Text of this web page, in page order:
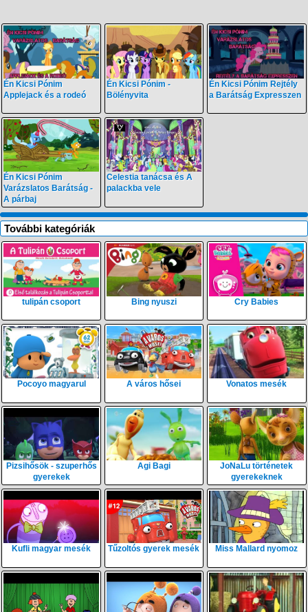
Én Kicsi Pónim
Applejack és a rodeó
Én Kicsi Pónim -
Bölényvita
Én Kicsi Pónim Rejtély
a Barátság Expresszen
Én Kicsi Pónim
Varázslatos Barátság -
A párbaj
Celestia tanácsa és A
palackba vele
További kategóriák
tulipán csoport Bing nyuszi Cry Babies
Pocoyo magyarul A város hősei Vonatos mesék
Pizsihősök - szuperhős
gyerekek
Agi Bagi
JoNaLu történetek
gyerekeknek
Kufli magyar mesék Tűzoltós gyerek mesék Miss Mallard nyomoz